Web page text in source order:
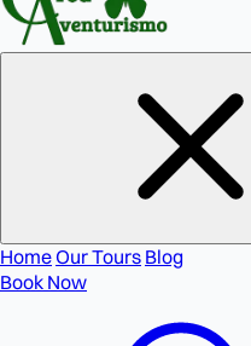
HomeOur Tours Blog
Book Now